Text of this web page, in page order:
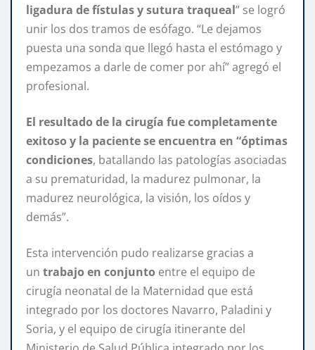
ligadura de fístulas y sutura traqueal” se logró
unir los dos tramos de esófago. “Le dejamos
puesta una sonda que llegó hasta el estómago y
empezamos a darle de comer por ahí” agregó el
profesional.
El resultado de la cirugía fue completamente
exitoso y la paciente se encuentra en “óptimas
condiciones, batallando las patologías asociadas
a su prematuridad, la madurez pulmonar, la
madurez neurológica, la visión, los oídos y
demás”.
Esta intervención pudo realizarse gracias a
un trabajo en conjunto entre el equipo de
cirugía neonatal de la Maternidad que está
integrado por los doctores Navarro, Paladini y
Soria, y el equipo de cirugía itinerante del